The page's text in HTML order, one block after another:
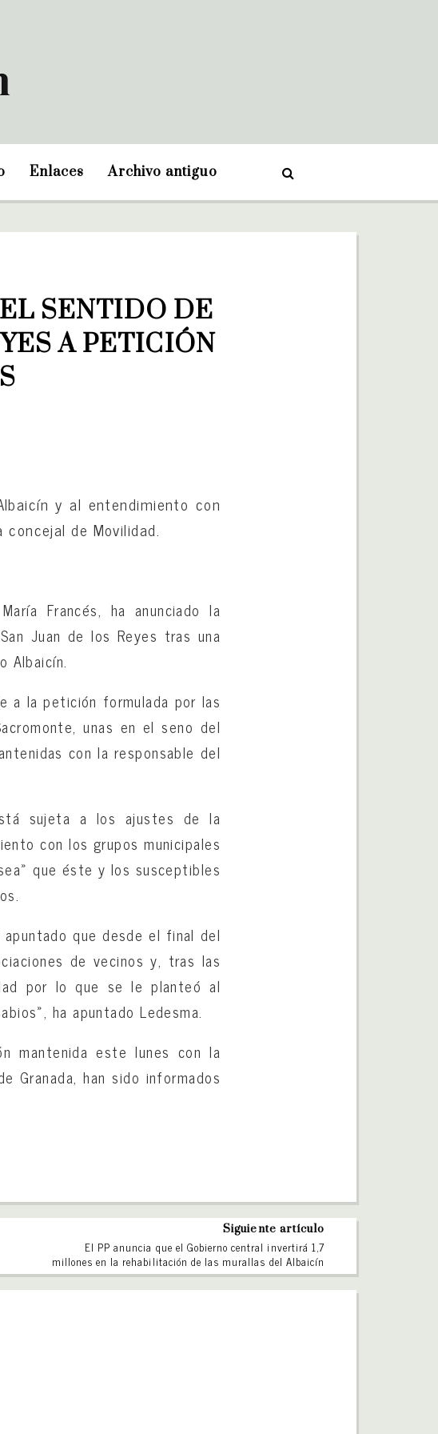
Enlaces Archivo antiguo
SENTIDO DE
A PETICIÓN
y al entendimiento con
de Movilidad.
Francés, ha anunciado la
Juan de los Reyes tras una
Albaicín.
a la petición formulada por las
unas en el seno del
con la responsable del
sujeta a los ajustes de la
con los grupos municipales
que éste y los susceptibles
que desde el final del
de vecinos y, tras las
por lo que se le planteó al
ha apuntado Ledesma.
mantenida este lunes con la
Granada, han sido informados
Siguiente artículo
El PP anuncia que el Gobierno central invertirá 1,7
millones en la rehabilitación de las murallas del Albaicín